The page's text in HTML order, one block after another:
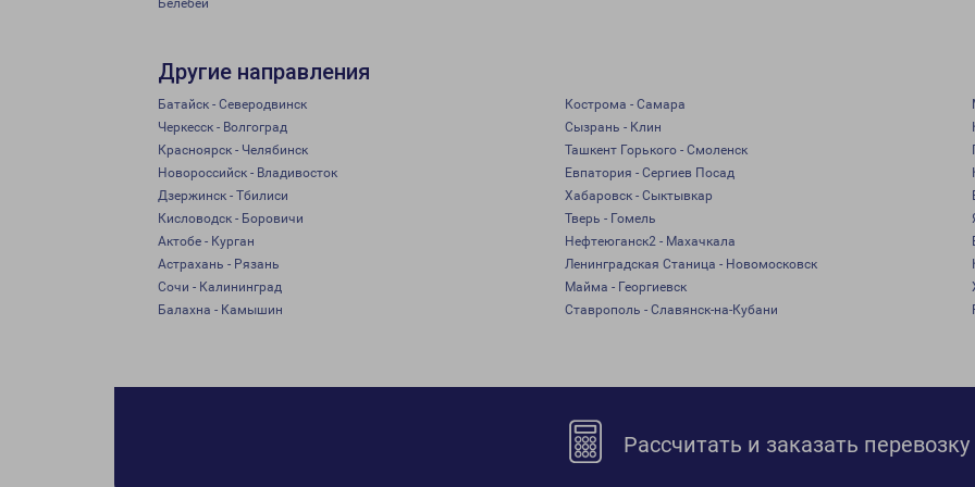
Белебей
Другие направления
Батайск - Северодвинск Кострома - Самара
Черкесск - Волгоград
Сызрань - Клин
Красноярск - Челябинск
Ташкент Горького - Смоленск
Новороссийск - Владивосток
Евпатория - Сергиев Посад
Дзержинск - Тбилиси
Хабаровск - Сыктывкар
Кисловодск - Боровичи
Тверь - Гомель
Актобе - Курган
Нефтеюганск2 - Махачкала
Астрахань - Рязань
Ленинградская Станица - Новомосковск
Сочи - Калининград
Майма - Георгиевск
Балахна - Камышин
Ставрополь - Славянск-на-Кубани
Рассчитать и заказать перевозку